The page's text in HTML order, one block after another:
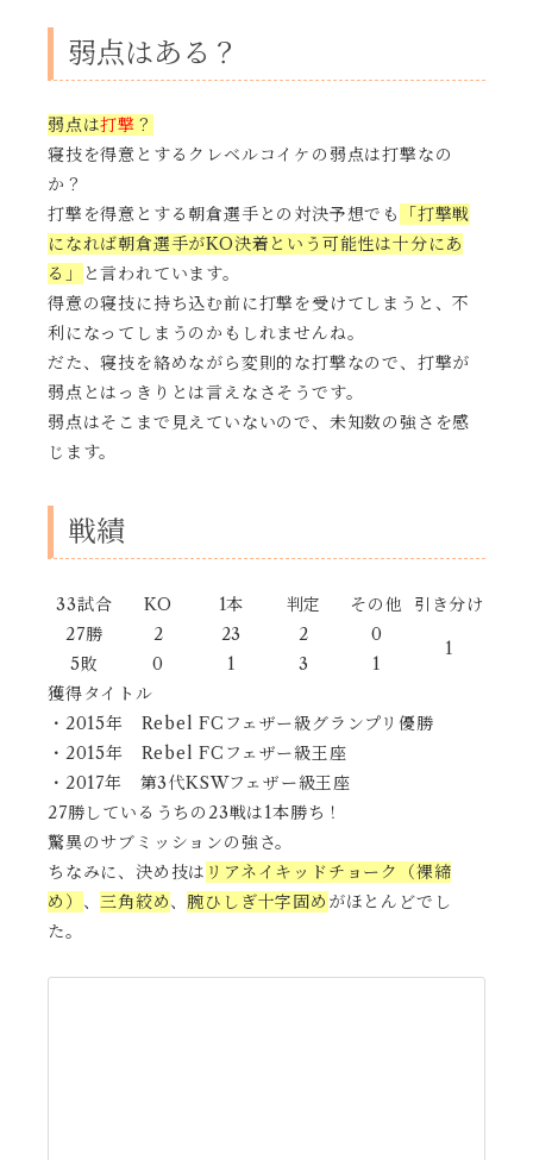
弱点はある？
弱点は打撃 ？
寝技を得意とするクレベルコイケの弱点は打撃なの
か？
打撃を得意とする朝倉選手との対決予想でも
「打撃戦
になれば朝倉選手がKO決着という可能性は十分にあ
る」
と言われています。
得意の寝技に持ち込む前に打撃を受けてしまうと、不
利になってしまうのかもしれませんね。
だた、寝技を絡めながら変則的な打撃なので、打撃が
弱点とはっきりとは言えなさそうです。
弱点はそこまで見えていないので、未知数の強さを感
じます。
戦績
33試合 KO 1本 判定 その他
引き分け
27勝
2 23 2 0
1
5敗 0 1 3
1
獲得タイトル
・2015年 Rebel FCフェザー級グランプリ優勝
・2015年 Rebel FCフェザー級王座
・2017年 第3代KSWフェザー級王座
27勝しているうちの23戦は1本勝ち！
驚異のサブミッションの強さ。
ちなみに、決め技は リアネイキッドチョーク（裸締
め） 、三角絞め、 腕ひしぎ十字固め がほとんどでし
た。